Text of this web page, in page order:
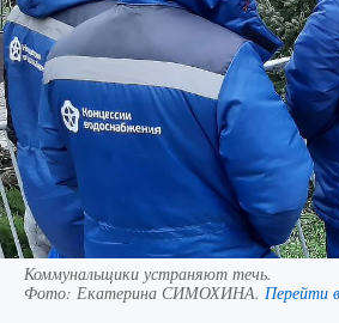
Коммунальщики устраняют течь.
Фото: Екатерина СИМОХИНА. Перейти